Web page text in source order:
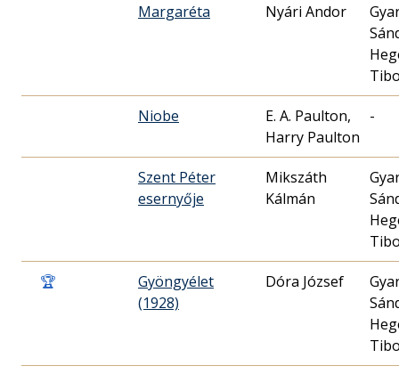
Margaréta Nyári Andor
Niobe
E. A. Paulton,
Harry Paulton
-
Szent Péter
esernyője
Mikszáth
Kálmán
🏆
Gyöngyélet
(1928)
Dóra József